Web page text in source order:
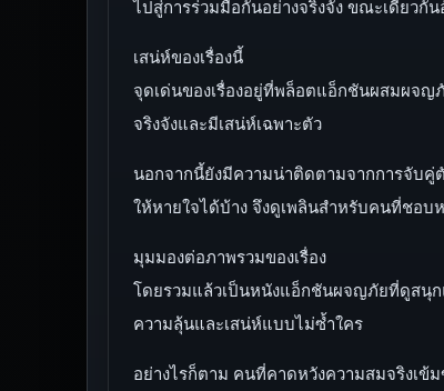
ไปสู่การร่วมมือกันอย่างจริงจัง ขณะเดียวกั
เสน่ห์ของเรื่องนี้
จุดเด่นของเรื่องอยู่ที่พล็อตแอ็กชันผสมผจญ
จริงจังและมีเสน่ห์เฉพาะตัว
นอกจากนี้ยังมีความน่าติดตามจากการจับคู่ตั
ให้หายใจได้บ้าง จึงดูเพลินสำหรับคนที่ชอบ
มุมมองต่อภาพรวมของเรื่อง
โดยรวมแล้วเป็นหนังแอ็กชันผจญภัยที่ดูสนุก
ความลุ้นและเสน่ห์แบบไม่ซ้ำใคร
อย่างไรก็ตาม คนที่คาดหวังความสมจริงเข้